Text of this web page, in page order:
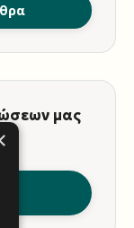
μας